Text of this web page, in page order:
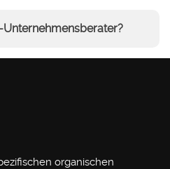
Unternehmensberater?
organischen